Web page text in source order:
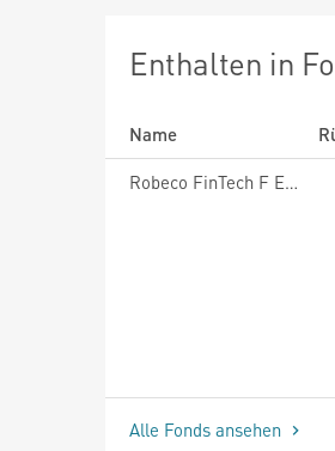
Enthalten in
Name
Robeco FinTech F EUR
Alle Fonds ansehen